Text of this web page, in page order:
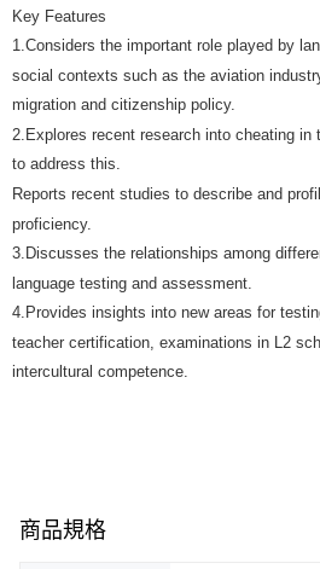
Key Features
1.Considers the important role played by
social contexts such as the aviation
migration and citizenship policy.
2.Explores recent research into cheating in
to address this.
Reports recent studies to describe and
proficiency.
3.Discusses the relationships among
language testing and assessment.
4.Provides insights into new areas for
teacher certification, examinations in L2
intercultural competence.
商品規格